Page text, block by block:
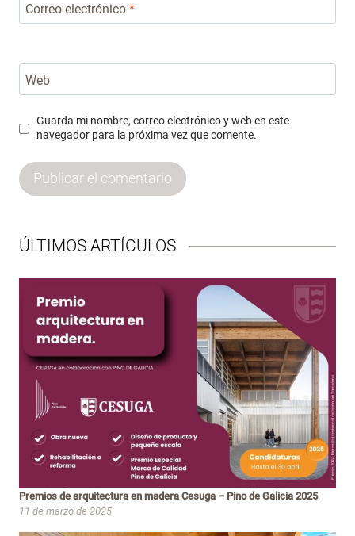
Correo electrónico *
Web
Guarda mi nombre, correo electrónico y web en este
navegador para la próxima vez que comente.
ÚLTIMOS ARTÍCULOS
Premios de arquitectura en madera Cesuga – Pino de Galicia 2025
11 de marzo de 2025